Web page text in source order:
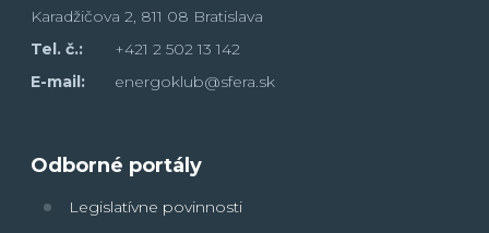
Karadžičova 2, 811 08 Bratislava
Tel. č.:
+421 2 502 13 142
E-mail:
energoklub@sfera.sk
Odborné portály
Legislatívne povinnosti